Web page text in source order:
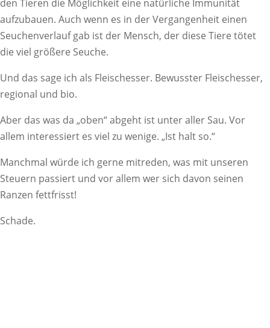
den Tieren die Möglichkeit eine natürliche Immunität
aufzubauen. Auch wenn es in der Vergangenheit einen
Seuchenverlauf gab ist der Mensch, der diese Tiere tötet
die viel größere Seuche.
Und das sage ich als Fleischesser. Bewusster Fleischesser,
regional und bio.
Aber das was da „oben“ abgeht ist unter aller Sau. Vor
allem interessiert es viel zu wenige. „Ist halt so.“
Manchmal würde ich gerne mitreden, was mit unseren
Steuern passiert und vor allem wer sich davon seinen
Ranzen fettfrisst!
Schade.